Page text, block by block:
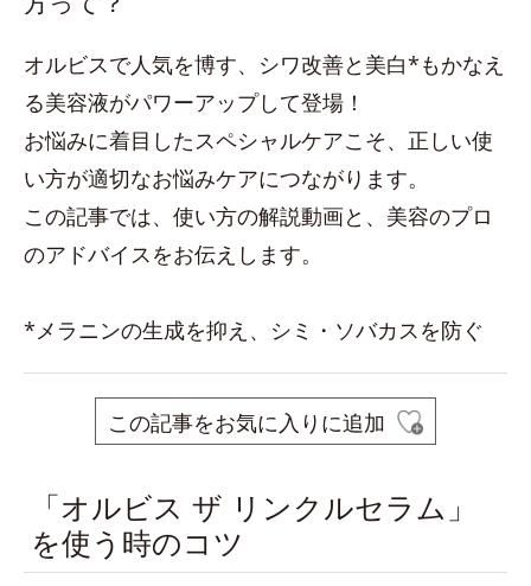
オルビスで人気を博す、シワ改善と美白*もかなえ
る美容液がパワーアップして登場！
お悩みに着目したスペシャルケアこそ、正しい使
い方が適切なお悩みケアにつながります。
この記事では、使い方の解説動画と、美容のプロ
のアドバイスをお伝えします。
*メラニンの生成を抑え、シミ・ソバカスを防ぐ
この記事をお気に入りに追加
「オルビス ザ リンクルセラム」
を使う時のコツ